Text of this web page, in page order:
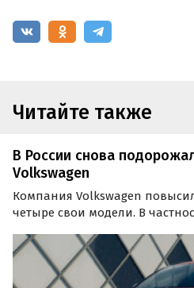
Читайте также
В России снова
Volkswagen
Компания Volkswagen
четыре свои модели. В
1 ноября на 28 – 70 тыс. рублей.